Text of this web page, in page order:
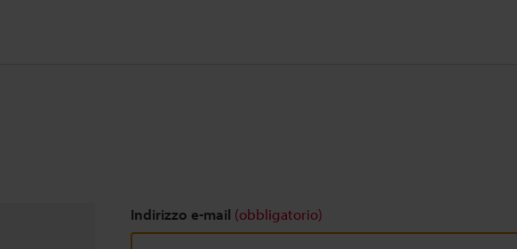
Indirizzo e-mail (obbligatorio)